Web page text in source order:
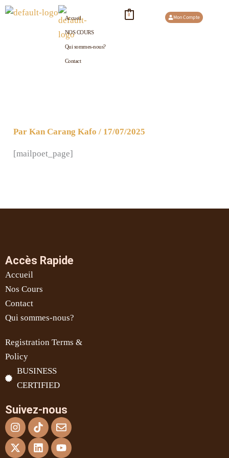
Aller
Accueil
NOS COURS
Qui sommes-nous?
Contact
0 Mon Compte
ParKan Carang Kafo/ 17/07/2025
[mailpoet_page]
Accès Rapide
Accueil
Nos Cours
Contact
Qui sommes-nous?
Registration Terms &
Policy
BUSINESS
CERTIFIED
Suivez-nous
Instagram
TiktokEnvelope
X-
twitter
LinkedinYoutube